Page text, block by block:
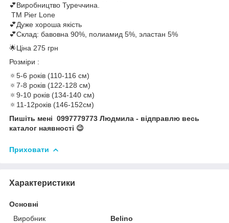
💕Виробництво Туреччина.
ТМ Pier Lone
💕Дуже хороша якість
💕Склад: бавовна 90%, полиамид 5%, эластан 5%
🌟Ціна 275 грн
Розміри :
🔅5-6 років (110-116 см)
🔅7-8 років (122-128 см)
🔅9-10 років (134-140 см)
🔅11-12років (146-152см)
Пишіть мені 0997779773 Людмила - відправлю весь
каталог наявності 😉
Приховати
Характеристики
Основні
Виробник
Belino